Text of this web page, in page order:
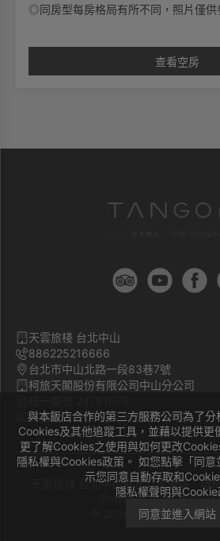
◎同房型每房格局有所不同，照片僅供
查看空房
與本飯店合作的第三方服務公司為了分
Cookies及其他追蹤工具，並藉以提供更
更了解Cookies之使用與如何更改
隱私權與Cookies政策。 如您點擊「同
示您同意自動存取和
隱私權聲明與Cookie
同意並進入網站
天雲旅棧 台北中山
886225216666
台北市中山北路一段83巷7號
柯旅天閣股份有限公司中山分公司
旅宿登記證號 臺北市旅館704號
天雲旅棧 台北中山官方訂房網站｜隱
Powered by曜通資訊有
© 2014-2026 All Rights